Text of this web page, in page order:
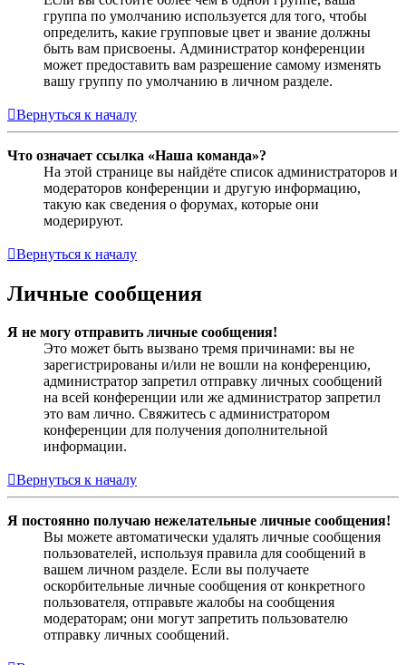
группа по умолчанию используется для того, чтобы
определить, какие групповые цвет и звание должны
быть вам присвоены. Администратор конференции
может предоставить вам разрешение самому изменять
вашу группу по умолчанию в личном разделе.
Вернуться к началу
Что означает ссылка «Наша команда»?
На этой странице вы найдёте список администраторов и
модераторов конференции и другую информацию,
такую как сведения о форумах, которые они
модерируют.
Вернуться к началу
Личные сообщения
Я не могу отправить личные сообщения!
Это может быть вызвано тремя причинами: вы не
зарегистрированы и/или не вошли на конференцию,
администратор запретил отправку личных сообщений
на всей конференции или же администратор запретил
это вам лично. Свяжитесь с администратором
конференции для получения дополнительной
информации.
Вернуться к началу
Я постоянно получаю нежелательные личные сообщения!
Вы можете автоматически удалять личные сообщения
пользователей, используя правила для сообщений в
вашем личном разделе. Если вы получаете
оскорбительные личные сообщения от конкретного
пользователя, отправьте жалобы на сообщения
модераторам; они могут запретить пользователю
отправку личных сообщений.